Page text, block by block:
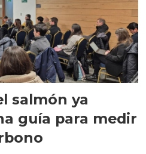
salmón ya
guía para medir